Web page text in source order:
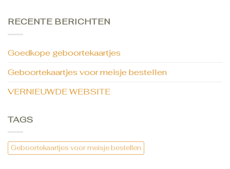
RECENTE BERICHTEN
Goedkope geboortekaartjes
Geboortekaartjes voor meisje bestellen
VERNIEUWDE WEBSITE
TAGS
Geboortekaartjes voor meisje bestellen